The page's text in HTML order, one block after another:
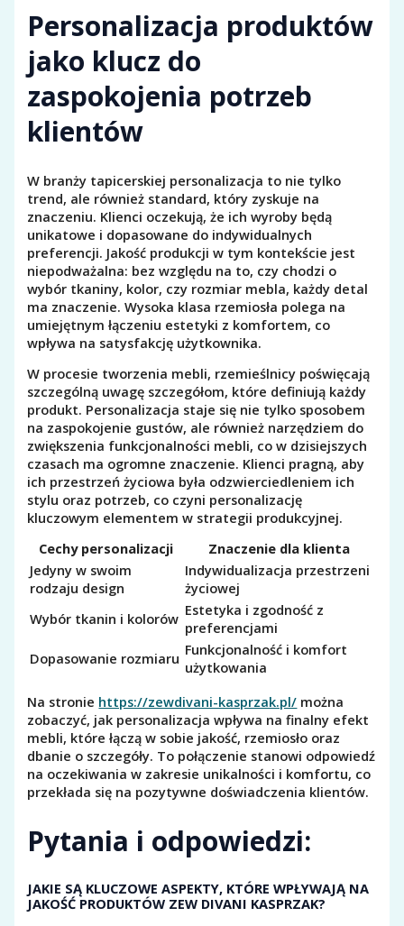
Personalizacja produktów
jako klucz do
zaspokojenia potrzeb
klientów
W branży tapicerskiej personalizacja to nie tylko
trend, ale również standard, który zyskuje na
znaczeniu. Klienci oczekują, że ich wyroby będą
unikatowe i dopasowane do indywidualnych
preferencji. Jakość produkcji w tym kontekście jest
niepodważalna: bez względu na to, czy chodzi o
wybór tkaniny, kolor, czy rozmiar mebla, każdy detal
ma znaczenie. Wysoka klasa rzemiosła polega na
umiejętnym łączeniu estetyki z komfortem, co
wpływa na satysfakcję użytkownika.
W procesie tworzenia mebli, rzemieślnicy poświęcają
szczególną uwagę szczegółom, które definiują każdy
produkt. Personalizacja staje się nie tylko sposobem
na zaspokojenie gustów, ale również narzędziem do
zwiększenia funkcjonalności mebli, co w dzisiejszych
czasach ma ogromne znaczenie. Klienci pragną, aby
ich przestrzeń życiowa była odzwierciedleniem ich
stylu oraz potrzeb, co czyni personalizację
kluczowym elementem w strategii produkcyjnej.
Cechy personalizacji
Znaczenie dla klienta
Jedyny w swoim
rodzaju design
Indywidualizacja przestrzeni
życiowej
Wybór tkanin i kolorów Estetyka i zgodność z
preferencjami
Dopasowanie rozmiaru Funkcjonalność i komfort
użytkowania
Na stronie https://zewdivani-kasprzak.pl/ można
zobaczyć, jak personalizacja wpływa na finalny efekt
mebli, które łączą w sobie jakość, rzemiosło oraz
dbanie o szczegóły. To połączenie stanowi odpowiedź
na oczekiwania w zakresie unikalności i komfortu, co
przekłada się na pozytywne doświadczenia klientów.
Pytania i odpowiedzi:
JAKIE SĄ KLUCZOWE ASPEKTY, KTÓRE WPŁYWAJĄ NA
JAKOŚĆ PRODUKTÓW ZEW DIVANI KASPRZAK?